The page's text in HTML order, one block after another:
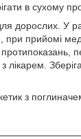
в сухому
дорослих. У
прийомі
лікарем.
з